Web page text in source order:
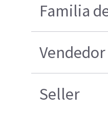
Familia
Vendedor
Seller